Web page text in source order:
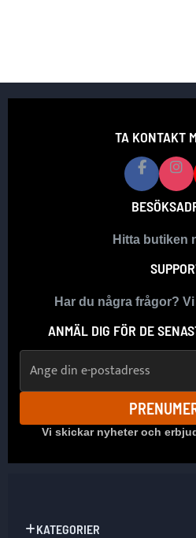
TA KONTAKT
Hitta butiken
Har du några frågor?
ANMÄL DIG FÖR DE
Vi skickar nyheter och
KATEGORIER